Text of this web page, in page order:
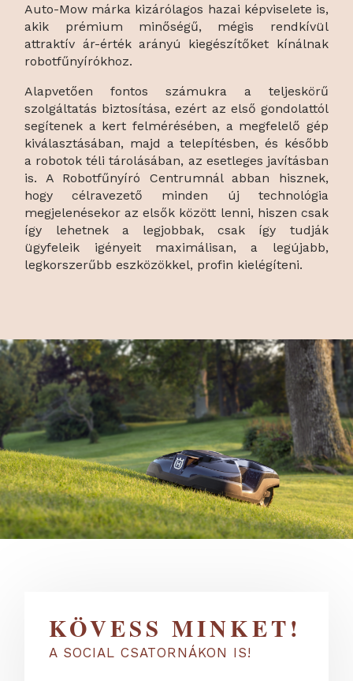
Auto-Mow márka kizárólagos hazai képviselete is,
akik prémium minőségű, mégis rendkívül
attraktív ár-érték arányú kiegészítőket kínálnak
robotfűnyírókhoz.
Alapvetően fontos számukra a teljeskörű
szolgáltatás biztosítása, ezért az első gondolattól
segítenek a kert felmérésében, a megfelelő gép
kiválasztásában, majd a telepítésben, és később
a robotok téli tárolásában, az esetleges javításban
is. A Robotfűnyíró Centrumnál abban hisznek,
hogy célravezető minden új technológia
megjelenésekor az elsők között lenni, hiszen csak
így lehetnek a legjobbak, csak így tudják
ügyfeleik igényeit maximálisan, a legújabb,
legkorszerűbb eszközökkel, profin kielégíteni.
KÖVESS MINKET!
A SOCIAL CSATORNÁKON IS!